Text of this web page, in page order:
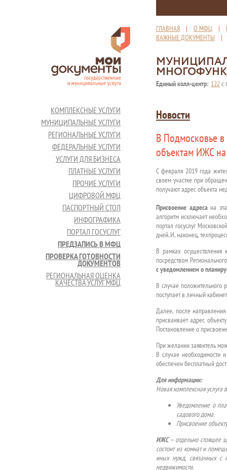
ГЛАВНАЯ | О МФЦ |
ВАЖНЫЕ ДОКУМЕНТЫ
Единый колл-центр: 122с
КОМПЛЕКСНЫЕ УСЛУГИ
МУНИЦИПАЛЬНЫЕ УСЛУГИ
РЕГИОНАЛЬНЫЕ УСЛУГИ
ФЕДЕРАЛЬНЫЕ УСЛУГИ
УСЛУГИ ДЛЯ БИЗНЕСА
ПЛАТНЫЕ УСЛУГИ
ПРОЧИЕ УСЛУГИ
ЦИФРОВОЙ МФЦ
ПАСПОРТНЫЙ СТОЛ
ИНФОГРАФИКА
ПОРТАЛ ГОСУСЛУГ
ПРЕДЗАПИСЬ В МФЦ
ПРОВЕРКА ГОТОВНОСТИ
ДОКУМЕНТОВ
РЕГИОНАЛЬНАЯ ОЦЕНКА
КАЧЕСТВА УСЛУГ МФЦ
Новости
В Подмосковье
объектам ИЖС на
С февраля 2019 года
своем участке при
получают адрес объекта
Присвоение адресана
алгоритм исключает
портал госуслуг
дней. И, наконец,
В рамках осуществления
посредством
с уведомлением о
В случае положительного
поступает в личный
Далее, после
присваивает адрес
Постановление о
При желании заявитель
В случае необходимости
обеспечен бесплатный
Для информации:
Новая комплексная услуга
Уведомление о
садового дома.
Присвоение
ИЖС— отдельно стоящее
состоит из комнат и
иных нужд, связанных с
недвижимости.